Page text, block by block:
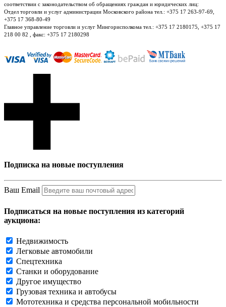
соответствии с законодательством об обращениях граждан и юридических лиц:
Отдел торговли и услуг администрации Московского района тел.: +375 17 263-97-69,
+375 17 368-80-49
Главное управление торговли и услуг Мингорисполкома тел.: +375 17 2180175, +375 17
218 00 82 , факс: +375 17 2180298
Подписка на новые поступления
Ваш Email
Подписаться на новые поступления из категорий
аукциона:
Недвижимость
Легковые автомобили
Спецтехника
Станки и оборудование
Другое имущество
Грузовая техника и автобусы
Мототехника и средства персональной мобильности